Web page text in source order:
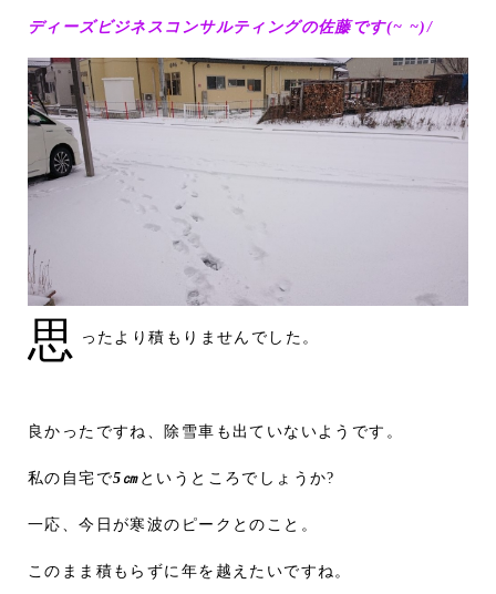
ディーズビジネスコンサルティングの佐藤です(~ ~)/
思 ったより積もりませんでした。
良かったですね、除雪車も出ていないようです。
私の自宅で5㎝というところでしょうか?
一応、今日が寒波のピークとのこと。
このまま積もらずに年を越えたいですね。